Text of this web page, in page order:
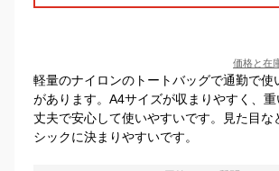
価格と在
軽量のナイロンのトートバッグで通勤で使
があります。A4サイズが収まりやすく、
丈夫で安心して使いやすいです。見た目な
シックに決まりやすいです。